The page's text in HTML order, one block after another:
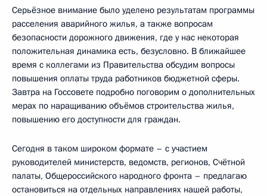
Серьёзное внимание было уделено результатам программы
расселения аварийного жилья, а также вопросам
безопасности дорожного движения, где у нас некоторая
положительная динамика есть, безусловно. В ближайшее
время с коллегами из Правительства обсудим вопросы
повышения оплаты труда работников бюджетной сферы.
Завтра на Госсовете подробно поговорим о дополнительных
мерах по наращиванию объёмов строительства жилья,
повышению его доступности для граждан.
Сегодня в таком широком формате – с участием
руководителей министерств, ведомств, регионов, Счётной
палаты, Общероссийского народного фронта – предлагаю
остановиться на отдельных направлениях нашей работы,